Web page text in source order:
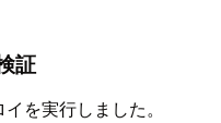
証
を実行しました。